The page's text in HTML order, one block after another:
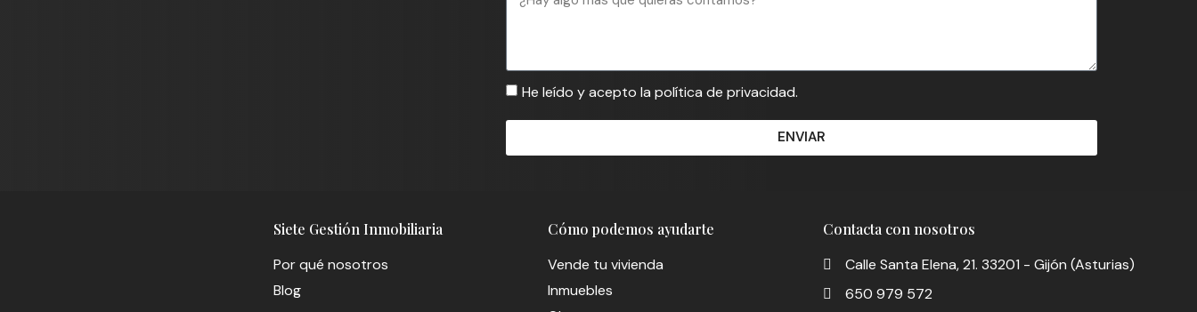
He leído y acepto la política de privacidad.
ENVIAR
Siete Gestión Inmobiliaria
Por qué nosotros
Blog
Cómo podemos ayudarte
Vende tu vivienda
Inmuebles
Contacta con nosotros
Calle Santa Elena, 21. 33201 - Gijón (Asturias)
650 979 572